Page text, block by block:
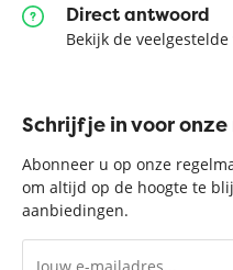
Direct antwoord
Bekijk de veelgestelde
Schrijf je in voor
Abonneer u op onze
om altijd op de hoogte te
aanbiedingen.